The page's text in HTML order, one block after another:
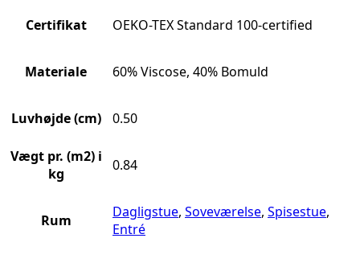
Certifikat OEKO-TEX Standard 100-certified
Materiale 60% Viscose, 40% Bomuld
Luvhøjde (cm) 0.50
Vægt pr. (m2) i
kg
0.84
Rum Dagligstue, Soveværelse, Spisestue,
Entré